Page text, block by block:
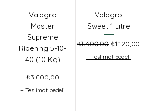
Valagro
Master
Supreme
Ripening 5-10-
40 (10 Kg)
Fiyat
₺3.000,00
+ Teslimat bedeli
Valagro
Sweet 1 Litre
Normal Fiyat
₺1.400,00 İndirimli Fiyat
₺1.120,00
+ Teslimat bedeli